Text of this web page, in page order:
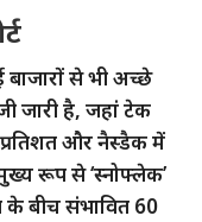
बाजारों से भी अच्छे
जारी है, जहां टेक
और नैस्डैक में
रूप से ‘स्नोफ्लेक’
बीच संभावित 60